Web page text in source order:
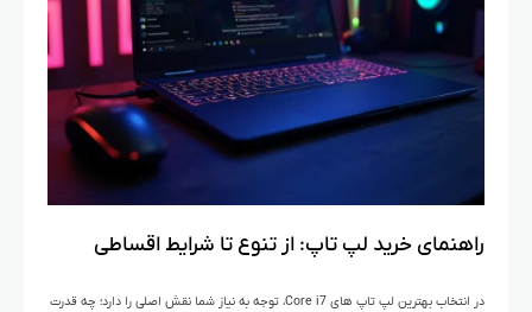
راهنمای خرید لپ تاپ: از تنوع تا شرایط اقساطی
در انتخاب بهترین لپ‌ تاپ‌ های Core i7، توجه به نیاز شما نقش اصلی را دارد؛ چه قدرت